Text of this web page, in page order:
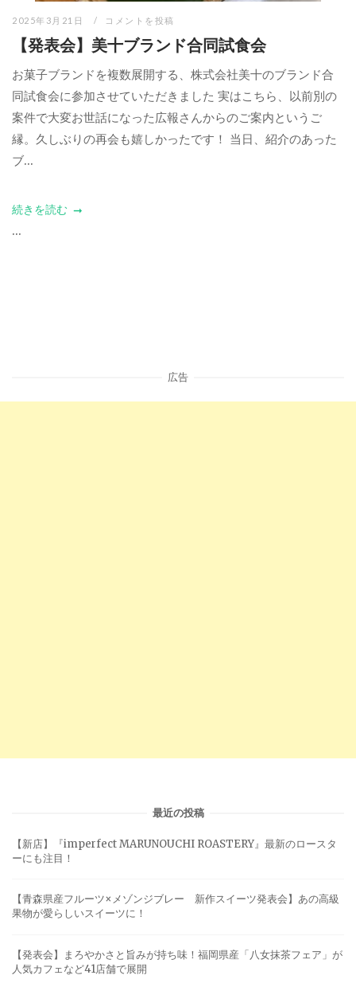
2025年3月21日 コメントを投稿
【発表会】美十ブランド合同試食会
お菓子ブランドを複数展開する、株式会社美十のブランド合
同試食会に参加させていただきました 実はこちら、以前別の
案件で大変お世話になった広報さんからのご案内というご
縁。久しぶりの再会も嬉しかったです！ 当日、紹介のあった
ブ...
続きを読む
...
広告
最近の投稿
【新店】『imperfect MARUNOUCHI ROASTERY』最新のロースタ
ーにも注目！
【青森県産フルーツ×メゾンジブレー 新作スイーツ発表会】あの高級
果物が愛らしいスイーツに！
【発表会】まろやかさと旨みが持ち味！福岡県産「八女抹茶フェア」が
人気カフェなど41店舗で展開